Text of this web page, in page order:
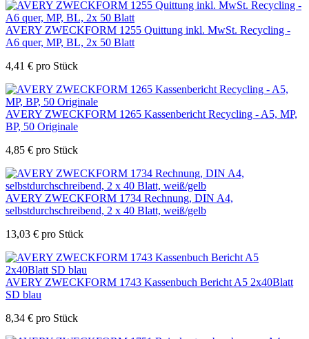
AVERY ZWECKFORM 1255 Quittung inkl. MwSt. Recycling -
A6 quer, MP, BL, 2x 50 Blatt
4,41 € pro Stück
AVERY ZWECKFORM 1265 Kassenbericht Recycling - A5, MP,
BP, 50 Originale
4,85 € pro Stück
AVERY ZWECKFORM 1734 Rechnung, DIN A4,
selbstdurchschreibend, 2 x 40 Blatt, weiß/gelb
13,03 € pro Stück
AVERY ZWECKFORM 1743 Kassenbuch Bericht A5 2x40Blatt
SD blau
8,34 € pro Stück